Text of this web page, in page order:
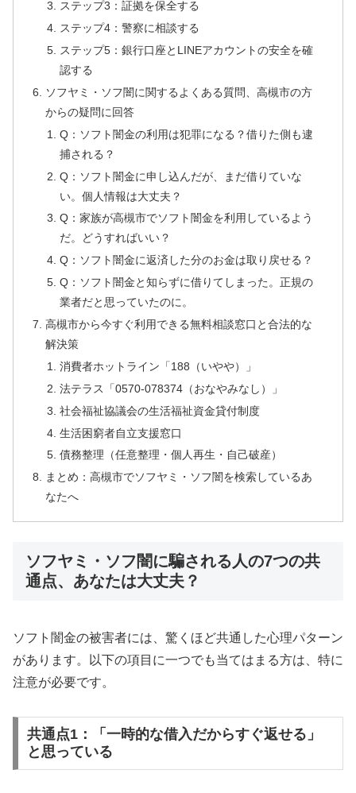
ステップ3：証拠を保全する
ステップ4：警察に相談する
ステップ5：銀行口座とLINEアカウントの安全を確
認する
ソフヤミ・ソフ闇に関するよくある質問、高槻市の方
からの疑問に回答
Q：ソフト闇金の利用は犯罪になる？借りた側も逮
捕される？
Q：ソフト闇金に申し込んだが、まだ借りていな
い。個人情報は大丈夫？
Q：家族が高槻市でソフト闇金を利用しているよう
だ。どうすればいい？
Q：ソフト闇金に返済した分のお金は取り戻せる？
Q：ソフト闇金と知らずに借りてしまった。正規の
業者だと思っていたのに。
高槻市から今すぐ利用できる無料相談窓口と合法的な
解決策
消費者ホットライン「188（いやや）」
法テラス「0570-078374（おなやみなし）」
社会福祉協議会の生活福祉資金貸付制度
生活困窮者自立支援窓口
債務整理（任意整理・個人再生・自己破産）
まとめ：高槻市でソフヤミ・ソフ闇を検索しているあ
なたへ
ソフヤミ・ソフ闇に騙される人の7つの共
通点、あなたは大丈夫？
ソフト闇金の被害者には、驚くほど共通した心理パターン
があります。以下の項目に一つでも当てはまる方は、特に
注意が必要です。
共通点1：「一時的な借入だからすぐ返せる」
と思っている